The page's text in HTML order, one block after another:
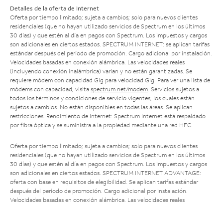
Detalles de la oferta de Internet
Oferta por tiempo limitado; sujeta a cambios; solo para nuevos clientes
residenciales (que no hayan utilizado servicios de Spectrum en los últimos
30 días) y que estén al día en pagos con Spectrum. Los impuestos y cargos
son adicionales en ciertos estados. SPECTRUM INTERNET: se aplican tarifas
estándar después del período de promoción. Cargo adicional por instalación.
Velocidades basadas en conexión alámbrica. Las velocidades reales
(incluyendo conexión inalámbrica) varían y no están garantizadas. Se
requiere módem con capacidad Gig para velocidad Gig. Para ver una lista de
módems con capacidad, visita spectrum.net/modem . Servicios sujetos a
todos los términos y condiciones de servicio vigentes, los cuales están
sujetos a cambios. No están disponibles en todas las áreas. Se aplican
restricciones. Rendimiento de Internet: Spectrum Internet está respaldado
por fibra óptica y se suministra a la propiedad mediante una red HFC.
Oferta por tiempo limitado; sujeta a cambios; solo para nuevos clientes
residenciales (que no hayan utilizado servicios de Spectrum en los últimos
30 días) y que estén al día en pagos con Spectrum. Los impuestos y cargos
son adicionales en ciertos estados. SPECTRUM INTERNET ADVANTAGE:
oferta con base en requisitos de elegibilidad. Se aplican tarifas estándar
después del período de promoción. Cargo adicional por instalación.
Velocidades basadas en conexión alámbrica. Las velocidades reales